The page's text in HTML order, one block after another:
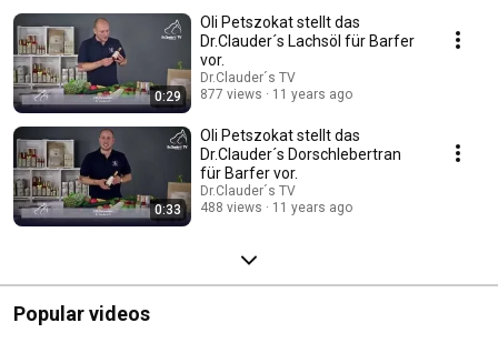
0:29
Oli Petszokat stellt das
Dr.Clauder´s Lachsöl für Barfer
vor.
Dr.Clauder´s TV
877 views
11 years ago
0:33
Oli Petszokat stellt das
Dr.Clauder´s Dorschlebertran
für Barfer vor.
Dr.Clauder´s TV
488 views
11 years ago
Popular videos